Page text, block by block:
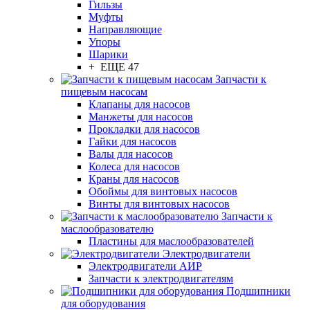
Гильзы
Муфты
Направляющие
Упоры
Шарики
+ ЕЩЕ 47
Запчасти к
пищевым насосам
Клапаны для насосов
Манжеты для насосов
Прокладки для насосов
Гайки для насосов
Валы для насосов
Колеса для насосов
Краны для насосов
Обоймы для винтовых насосов
Винты для винтовых насосов
Запчасти к
маслообразователю
Пластины для маслообразователей
Электродвигатели
Электродвигатели АИР
Запчасти к электродвигателям
Подшипники
для оборудования